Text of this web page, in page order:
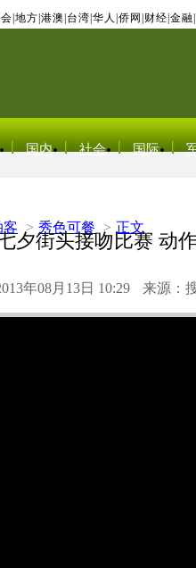
地方 港澳 台湾 华人 侨网 财经 金融
国内 社会 国际
客 > 秀色可餐 > 正文
夕街头接吻比赛 动
年08月13日 10:29 来源：